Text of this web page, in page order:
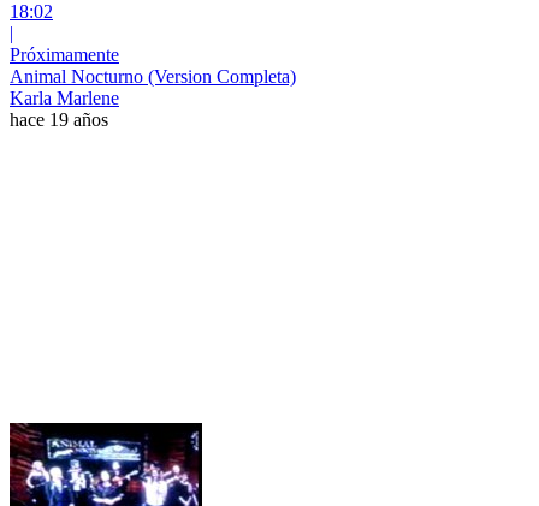
18:02
|
Próximamente
Animal Nocturno (Version Completa)
Karla Marlene
hace 19 años